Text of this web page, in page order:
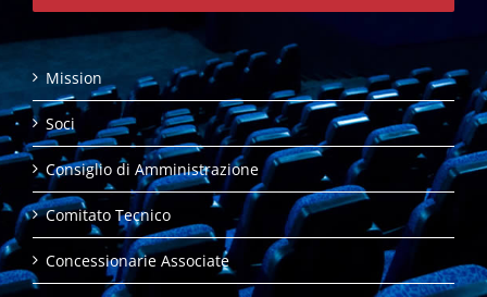
Mission
Soci
Consiglio di Amministrazione
Comitato Tecnico
Concessionarie Associate